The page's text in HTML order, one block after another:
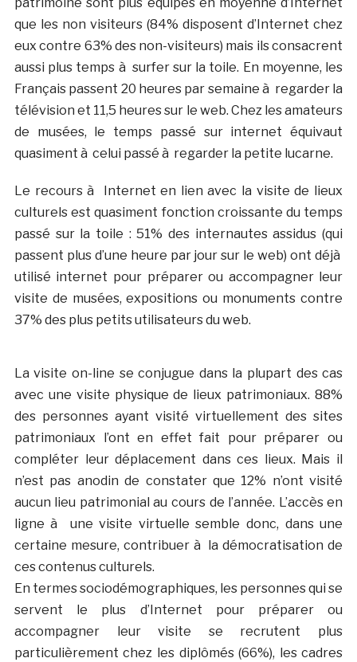
patrimoine sont plus équipés en moyenne d’Internet
que les non visiteurs (84% disposent d’Internet chez
eux contre 63% des non-visiteurs) mais ils consacrent
aussi plus temps à surfer sur la toile. En moyenne, les
Français passent 20 heures par semaine à regarder la
télévision et 11,5 heures sur le web. Chez les amateurs
de musées, le temps passé sur internet équivaut
quasiment à celui passé à regarder la petite lucarne.
Le recours à Internet en lien avec la visite de lieux
culturels est quasiment fonction croissante du temps
passé sur la toile : 51% des internautes assidus (qui
passent plus d’une heure par jour sur le web) ont déjà
utilisé internet pour préparer ou accompagner leur
visite de musées, expositions ou monuments contre
37% des plus petits utilisateurs du web.
La visite on-line se conjugue dans la plupart des cas
avec une visite physique de lieux patrimoniaux. 88%
des personnes ayant visité virtuellement des sites
patrimoniaux l’ont en effet fait pour préparer ou
compléter leur déplacement dans ces lieux. Mais il
n’est pas anodin de constater que 12% n’ont visité
aucun lieu patrimonial au cours de l’année. L’accès en
ligne à une visite virtuelle semble donc, dans une
certaine mesure, contribuer à la démocratisation de
ces contenus culturels.
En termes sociodémographiques, les personnes qui se
servent le plus d’Internet pour préparer ou
accompagner leur visite se recrutent plus
particulièrement chez les diplômés (66%), les cadres